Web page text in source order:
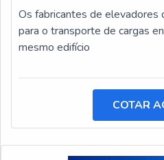
Os fabricantes de elevadores
para o transporte de cargas
mesmo edifício
COTAR